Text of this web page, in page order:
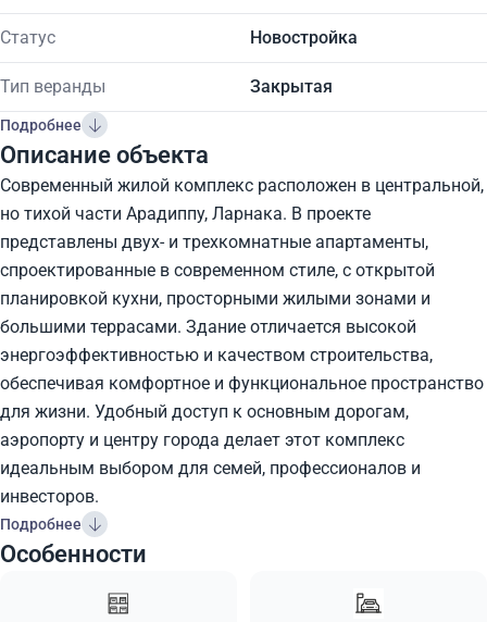
Статус Новостройка
Тип веранды Закрытая
Подробнее
Описание объекта
Современный жилой комплекс расположен в центральной,
но тихой части Арадиппу, Ларнака. В проекте
представлены двух- и трехкомнатные апартаменты,
спроектированные в современном стиле, с открытой
планировкой кухни, просторными жилыми зонами и
большими террасами. Здание отличается высокой
энергоэффективностью и качеством строительства,
обеспечивая комфортное и функциональное пространство
для жизни. Удобный доступ к основным дорогам,
аэропорту и центру города делает этот комплекс
идеальным выбором для семей, профессионалов и
инвесторов.
Подробнее
Особенности